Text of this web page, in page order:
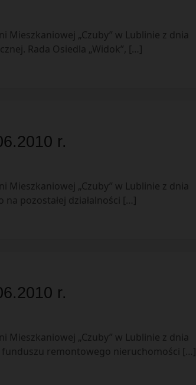
Mieszkaniowej „Czuby” w Lublinie z dnia
Rada Osiedla „Widok”, […]
r.
Mieszkaniowej „Czuby” w Lublinie z dnia
na pozostałej działalności […]
r.
Mieszkaniowej „Czuby” w Lublinie z dnia
funduszu remontowego nieruchomości […]